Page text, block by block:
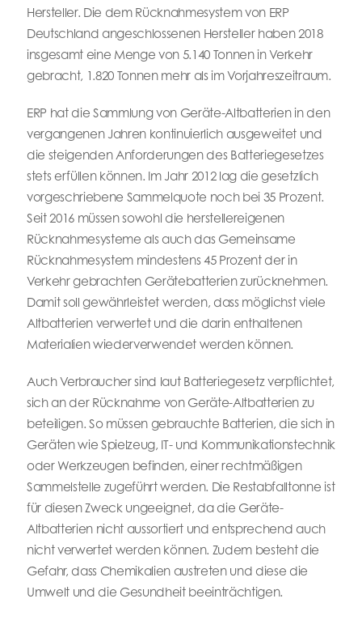
Hersteller. Die dem Rücknahmesystem von ERP
Deutschland angeschlossenen Hersteller haben 2018
insgesamt eine Menge von 5.140 Tonnen in Verkehr
gebracht, 1.820 Tonnen mehr als im Vorjahreszeitraum.
ERP hat die Sammlung von Geräte-Altbatterien in den
vergangenen Jahren kontinuierlich ausgeweitet und
die steigenden Anforderungen des Batteriegesetzes
stets erfüllen können. Im Jahr 2012 lag die gesetzlich
vorgeschriebene Sammelquote noch bei 35 Prozent.
Seit 2016 müssen sowohl die herstellereigenen
Rücknahmesysteme als auch das Gemeinsame
Rücknahmesystem mindestens 45 Prozent der in
Verkehr gebrachten Gerätebatterien zurücknehmen.
Damit soll gewährleistet werden, dass möglichst viele
Altbatterien verwertet und die darin enthaltenen
Materialien wiederverwendet werden können.
Auch Verbraucher sind laut Batteriegesetz verpflichtet,
sich an der Rücknahme von Geräte-Altbatterien zu
beteiligen. So müssen gebrauchte Batterien, die sich in
Geräten wie Spielzeug, IT- und Kommunikationstechnik
oder Werkzeugen befinden, einer rechtmäßigen
Sammelstelle zugeführt werden. Die Restabfalltonne ist
für diesen Zweck ungeeignet, da die Geräte-
Altbatterien nicht aussortiert und entsprechend auch
nicht verwertet werden können. Zudem besteht die
Gefahr, dass Chemikalien austreten und diese die
Umwelt und die Gesundheit beeinträchtigen.